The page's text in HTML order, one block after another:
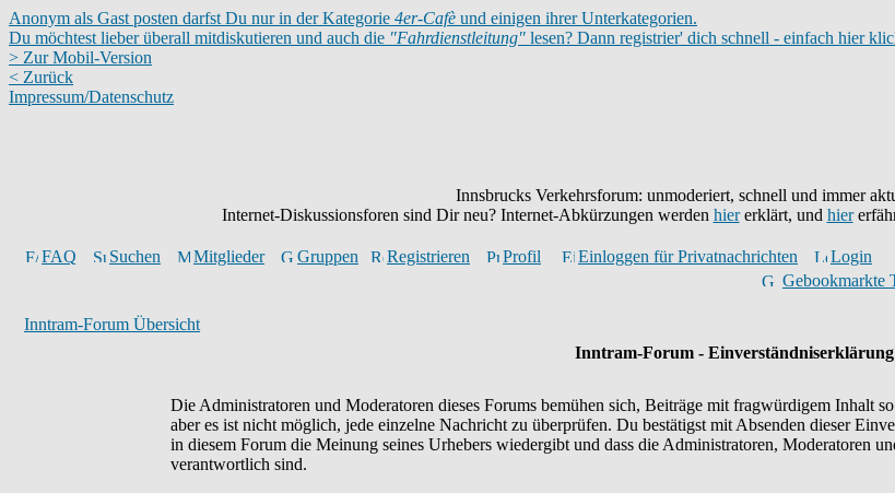
Anonym als Gast posten darfst Du nur in der Kategorie 4er-Cafè und einigen ihrer Unterkategorien.
Du möchtest lieber überall mitdiskutieren und auch die "Fahrdienstleitung" lesen? Dann registrier' dich schnell - einfach hier
> Zur Mobil-Version
< Zurück
Impressum/Datenschutz
Innsbrucks Verkehrsforum: unmoderiert, schnell und immer
Internet-Diskussionsforen sind Dir neu? Internet-Abkürzungen werden hiererklärt, und hier
FAQ Suchen Mitglieder Gruppen Registrieren Profil Einloggen für Privatnachrichten
Login
Gebookmarkte
Inntram-Forum Übersicht
Inntram-Forum - Einverständniserklärung
Die Administratoren und Moderatoren dieses Forums bemühen sich, Beiträge mit fragwürdigem Inhalt
aber es ist nicht möglich, jede einzelne Nachricht zu überprüfen. Du bestätigst mit Absenden dieser
in diesem Forum die Meinung seines Urhebers wiedergibt und dass die Administratoren, Moderatoren
verantwortlich sind.